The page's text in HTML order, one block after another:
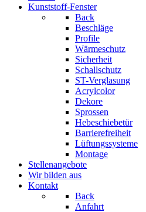
Kunststoff-Fenster
Back
Beschläge
Profile
Wärmeschutz
Sicherheit
Schallschutz
ST-Verglasung
Acrylcolor
Dekore
Sprossen
Hebeschiebetür
Barrierefreiheit
Lüftungssysteme
Montage
Stellenangebote
Wir bilden aus
Kontakt
Back
Anfahrt